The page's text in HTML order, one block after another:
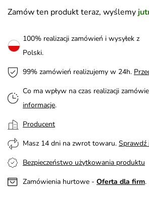
Zamów ten produkt teraz, wyślemy
100% realizacji zamówień i wysyłek z
Polski.
99% zamówień realizujemy w 24h.
Co ma wpływ na czas realizacji
informacje.
Producent
Masz 14 dni na zwrot towaru. Sprawdź
Bezpieczeństwo użytkowania produktu
Zamówienia hurtowe - Oferta dla firm.